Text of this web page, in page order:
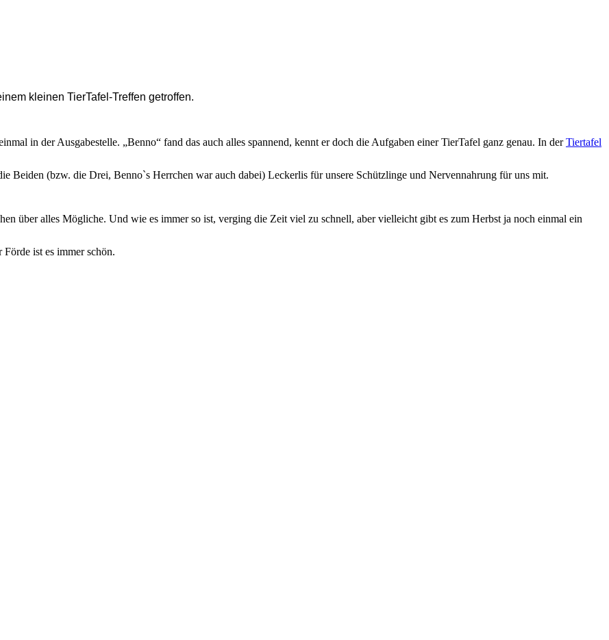
kleinen TierTafel-Treffen getroffen.
in der Ausgabestelle. „Benno“ fand das auch alles spannend, kennt er doch die Aufgaben einer TierTafel ganz genau. In derTiertafel
Beiden (bzw. die Drei, Benno`s Herrchen war auch dabei) Leckerlis für unsere Schützlinge und Nervennahrung für uns mit.
über alles Mögliche. Und wie es immer so ist, verging die Zeit viel zu schnell, aber vielleicht gibt es zum Herbst ja noch einmal ein
ist es immer schön.